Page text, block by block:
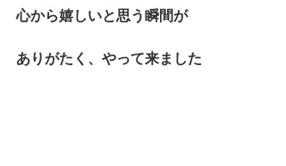
心から嬉しいと思う瞬間が
ありがたく、やって来ました